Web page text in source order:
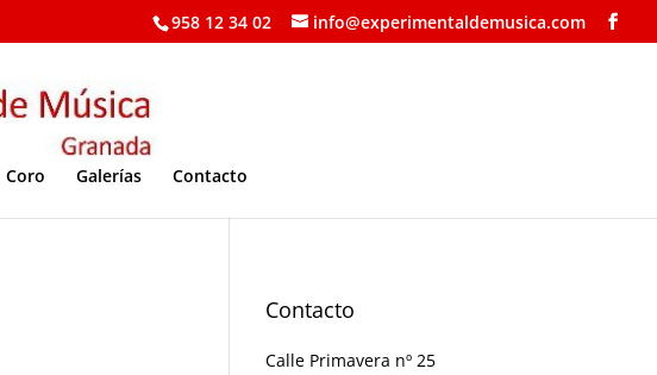
958 12 34 02 info@experimentaldemusica.com
Coro Galerías Contacto
Contacto
Calle Primavera nº 25